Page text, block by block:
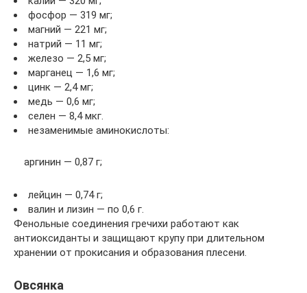
фосфор — 319 мг;
магний — 221 мг;
натрий — 11 мг;
железо — 2,5 мг;
марганец — 1,6 мг;
цинк — 2,4 мг;
медь — 0,6 мг;
селен — 8,4 мкг.
незаменимые аминокислоты:
аргинин — 0,87 г;
лейцин — 0,74 г;
валин и лизин — по 0,6 г.
Фенольные соединения гречихи работают как
антиоксиданты и защищают крупу при длительном
хранении от прокисания и образования плесени.
Овсянка